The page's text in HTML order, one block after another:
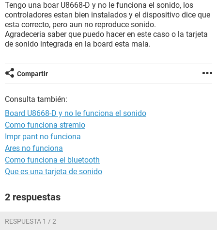
Tengo una boar U8668-D y no le funciona el sonido, los
controladores estan bien instalados y el dispositivo dice que
esta correcto, pero aun no reproduce sonido.
Agradeceria saber que puedo hacer en este caso o la tarjeta
de sonido integrada en la board esta mala.
Compartir
Consulta también:
Board U8668-D y no le funciona el sonido
Como funciona stremio
Impr pant no funciona
Ares no funciona
Como funciona el bluetooth
Que es una tarjeta de sonido
2 respuestas
RESPUESTA 1 / 2